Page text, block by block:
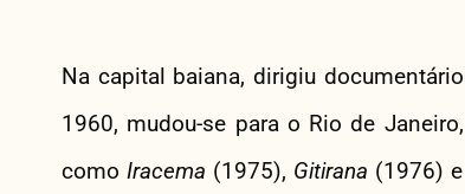
Na capital baiana, dirigiu
1960, mudou-se para o Rio de
como Iracema (1975), Gitirana (1976) e